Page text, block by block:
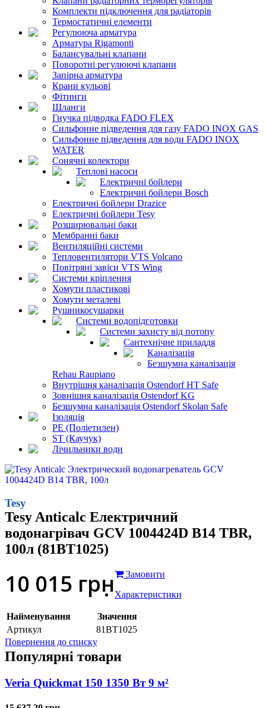
Комплекти підключення для радіаторів
Термостатичні елементи
Регулююча арматура
Арматура Rigamonti
Балансувальні клапани
Поворотні регулюючі клапани
Запірна арматура
Крани кульові
Фітинги
Шланги
Гнучка підводка FADO FLEX
Сильфонне підведення для газу FADO INOX GAS
Сильфонне підведення для води FADO INOX
WATER
Сонячні колектори
Теплові насоси
Електричні бойлери
Електричні бойлери Bosch
Електричні бойлери Drazice
Електричні бойлери Tesy
Розширювальні баки
Мембранні баки
Вентиляційні системи
Тепловентилятори VTS Volcano
Повітряні завіси VTS Wing
Системи кріплення
Хомути пластикові
Хомути металеві
Рушникосушарки
Системи водопідготовки
Системи захисту від потопу
Сантехнічне приладдя
Каналізація
Безшумна каналізація
Rehau Raupiano
Внутрішня каналізація Ostendorf HT Safe
Зовнішня каналізація Ostendorf KG
Безшумна каналізація Ostendorf Skolan Safe
Ізоляція
PE (Поліетилен)
ST (Каучук)
Лічильники води
Tesy
Tesy Anticalc Електричний
водонагрівач GCV 1004424D B14 TBR,
100л (81BT1025)
10 015 грн
Замовити
Характеристики
Найменування
Значення
Артикул
81BT1025
Повернення до списку
Популярні товари
Veria Quickmat 150 1350 Вт 9 м²